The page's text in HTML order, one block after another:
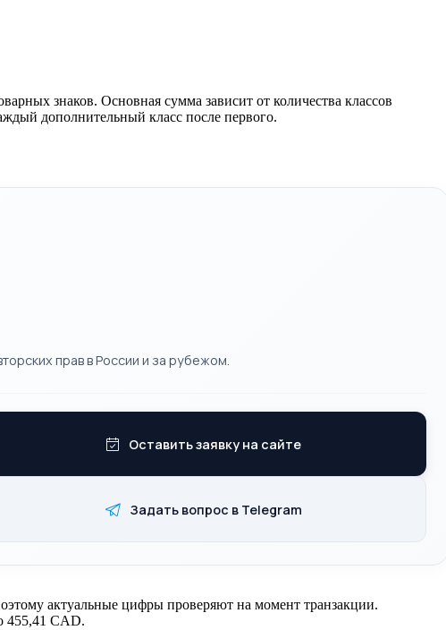
знаков. Основная сумма зависит от количества классов
дополнительный класс после первого.
прав в России и за рубежом.
Оставить заявку на сайте
Задать вопрос в Telegram
актуальные цифры проверяют на момент транзакции.
455,41 CAD.